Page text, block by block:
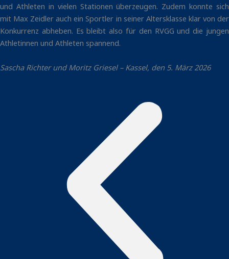
und Athleten in vielen Stationen überzeugen. Zudem konnte sich
mit Max Zeidler auch ein Sportler in seiner Altersklasse klar von der
Konkurrenz abheben. Es bleibt also für den RVGG und die jungen
Athletinnen und Athleten spannend.
Sascha Richter und Moritz Griesel – Kassel, den 5. März 2026